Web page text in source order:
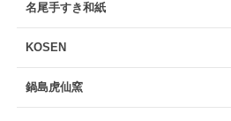
名尾手すき和紙
KOSEN
鍋島虎仙窯